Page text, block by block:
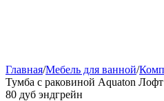
Главная/Мебель для ванной/
Тумба с раковиной Aquaton
80 дуб эндгрейн